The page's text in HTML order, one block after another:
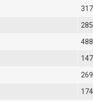
317
488
147